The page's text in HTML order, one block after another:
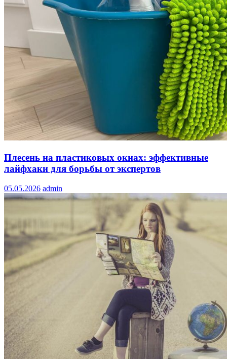
Плесень на пластиковых окнах: эффективные
лайфхаки для борьбы от экспертов
05.05.2026 admin